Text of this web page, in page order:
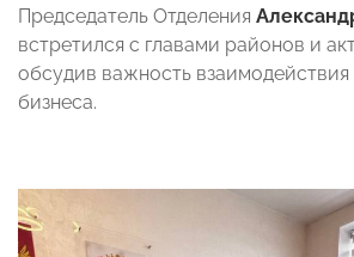
Председатель Отделения
встретился с главами районов и
обсудив важность взаимодействия
бизнеса.